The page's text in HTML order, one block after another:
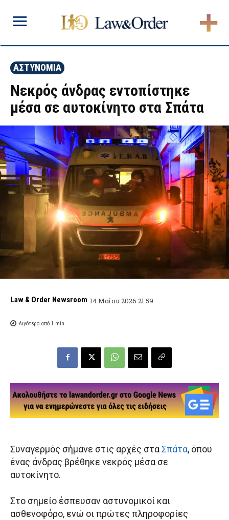
ΑΣΤΥΝΟΜΙΑ
Νεκρός άνδρας εντοπίστηκε
μέσα σε αυτοκίνητο στα Σπάτα
Law & Order Newsroom 14 Μαΐου 2026 21:59
Λιγότερο από 1 min.
Συναγερμός σήμανε στις αρχές σταΣπάτα, όπου
ένας άνδρας βρέθηκε νεκρός μέσα σε
αυτοκίνητο.
Στο σημείο έσπευσαν αστυνομικοί και
ασθενοφόρο, ενώ οι πρώτες πληροφορίες